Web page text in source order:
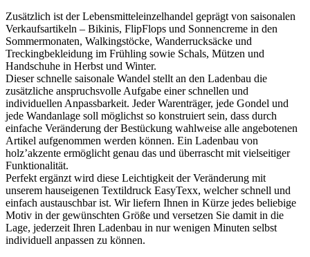
Zusätzlich ist der Lebensmitteleinzelhandel geprägt von saisonalen
Verkaufsartikeln – Bikinis, FlipFlops und Sonnencreme in den
Sommermonaten, Walkingstöcke, Wanderrucksäcke und
Treckingbekleidung im Frühling sowie Schals, Mützen und
Handschuhe in Herbst und Winter.
Dieser schnelle saisonale Wandel stellt an den Ladenbau die
zusätzliche anspruchsvolle Aufgabe einer schnellen und
individuellen Anpassbarkeit. Jeder Warenträger, jede Gondel und
jede Wandanlage soll möglichst so konstruiert sein, dass durch
einfache Veränderung der Bestückung wahlweise alle angebotenen
Artikel aufgenommen werden können. Ein Ladenbau von
holz’akzente ermöglicht genau das und überrascht mit vielseitiger
Funktionalität.
Perfekt ergänzt wird diese Leichtigkeit der Veränderung mit
unserem hauseigenen Textildruck EasyTexx, welcher schnell und
einfach austauschbar ist. Wir liefern Ihnen in Kürze jedes beliebige
Motiv in der gewünschten Größe und versetzen Sie damit in die
Lage, jederzeit Ihren Ladenbau in nur wenigen Minuten selbst
individuell anpassen zu können.